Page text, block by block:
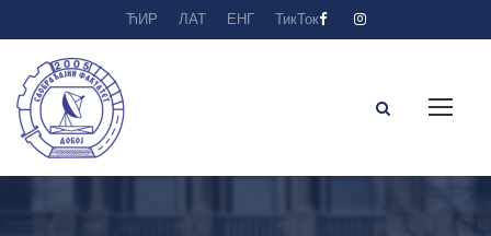
ЋИР ЛАТ ЕНГ ТикТок